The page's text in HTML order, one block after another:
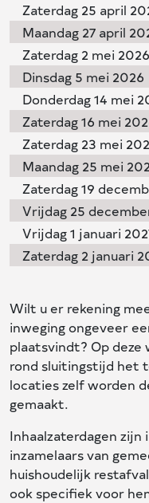
Zaterdag 25 april
Maandag 27 april
Zaterdag 2 mei 2026
Dinsdag 5 mei 2026
Donderdag 14 mei
Zaterdag 16 mei
Zaterdag 23 mei
Maandag 25 mei
Zaterdag 19
Vrijdag 25
Vrijdag 1 januari
Zaterdag 2 januari
Wilt u er rekening
inweging ongeveer
plaatsvindt? Op deze
rond sluitingstijd het
locaties zelf worden
gemaakt.
Inhaalzaterdagen
inzamelaars van
huishoudelijk
ook specifiek voor